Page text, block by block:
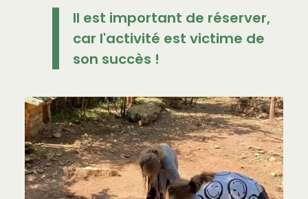
Il est important de réserver,
car l'activité est victime de
son succès !